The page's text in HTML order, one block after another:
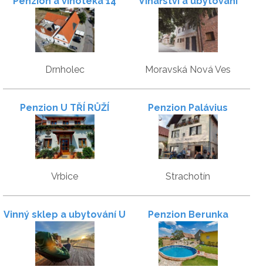
Dveří
Drnholec
Antal
Moravská Nová Ves
Penzion U TŘÍ RŮŽÍ
Vrbice
Penzion Palávius
Strachotín
Vinný sklep a ubytování U
Rebendů
Penzion Berunka